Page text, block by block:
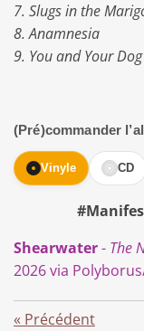
7. Slugs in the
8. Anamnesia
9. You and Your Dog
(Pré)commander
Vinyle CD
Shearwater- The
2026 via
« Précédent